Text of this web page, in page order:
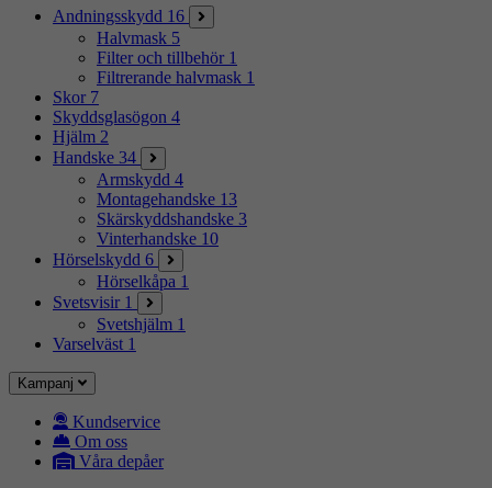
Andningsskydd 16
Halvmask 5
Filter och tillbehör 1
Filtrerande halvmask 1
Skor 7
Skyddsglasögon 4
Hjälm 2
Handske 34
Armskydd 4
Montagehandske 13
Skärskyddshandske 3
Vinterhandske 10
Hörselskydd 6
Hörselkåpa 1
Svetsvisir 1
Svetshjälm 1
Varselväst 1
Kampanj
Kundservice
Om oss
Våra depåer